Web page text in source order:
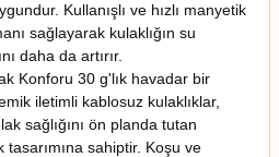
Kullanışlı ve hızlı manyetik
sağlayarak kulaklığın su
daha da artırır.
Konforu 30 g'lık havadar bir
iletimli kablosuz kulaklıklar,
sağlığını ön planda tutan
sahiptir. Koşu ve